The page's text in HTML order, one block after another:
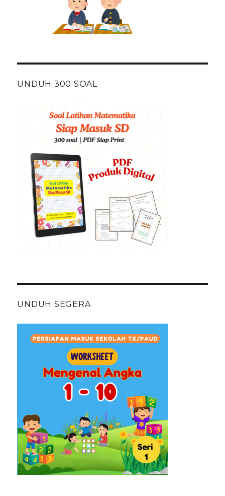
UNDUH 300 SOAL
UNDUH SEGERA